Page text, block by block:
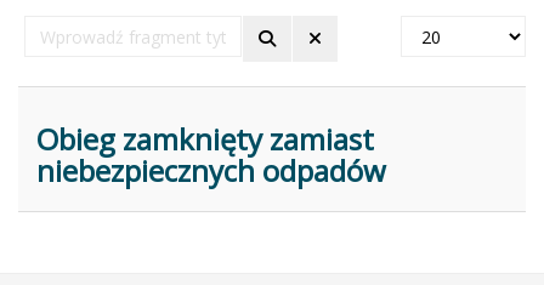
Wprowadź
fragment
Pokaż
Obieg zamknięty zamiast
niebezpiecznych odpadów